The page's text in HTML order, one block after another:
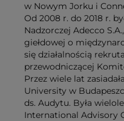
w Nowym Jorku i
Od 2008 r. do 2018 r.
Nadzorczej Adecco
giełdowej o
się działalnością
przewodniczącej
Przez wiele lat
University w
ds. Audytu. Była
International Advisory